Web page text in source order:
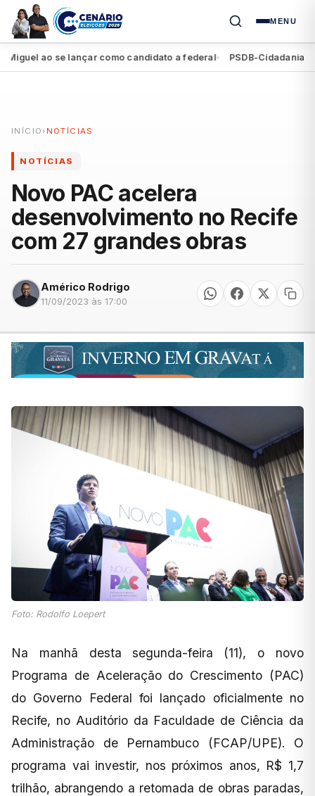
MENU
ao se lançar como candidato a federal● PSDB-Cidadania
INÍCIO › NOTÍCIAS
NOTÍCIAS
Novo PAC acelera
desenvolvimento no Recife
com 27 grandes obras
Américo Rodrigo
11/09/2023 às 17:00
Foto: Rodolfo Loepert
Na manhã desta segunda-feira (11), o novo
Programa de Aceleração do Crescimento (PAC)
do Governo Federal foi lançado oficialmente no
Recife, no Auditório da Faculdade de Ciência da
Administração de Pernambuco (FCAP/UPE). O
programa vai investir, nos próximos anos, R$ 1,7
trilhão, abrangendo a retomada de obras paradas,